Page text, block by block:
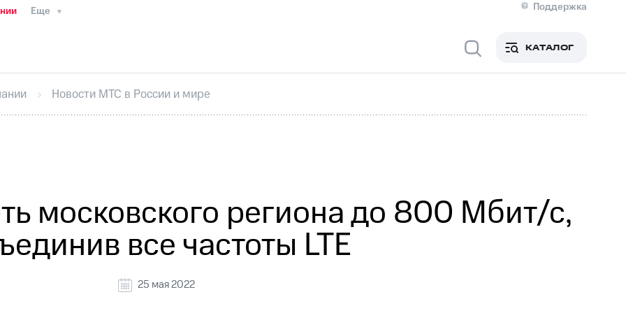
Еще
Поддержка
Медиа-центр
ИнтервьюФинансовая отчетностьКонтактыНовости в регионе
секретарьРаскрытие информации
кабинет акционераАкционерный капиталКонтроль и аудитРынок акций
КАТАЛОГ
Новости МТС в России и мире
московского региона до 800 Мбит/с,
все частоты LTE
25 мая 2022